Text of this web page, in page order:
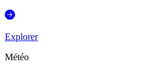
Explorer
Météo